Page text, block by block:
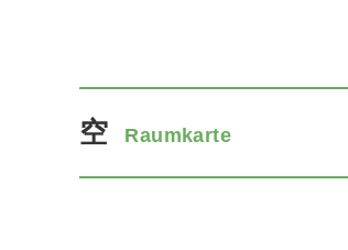
空 Raumkarte